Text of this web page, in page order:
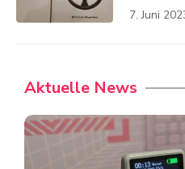
7. Juni
Aktuelle News